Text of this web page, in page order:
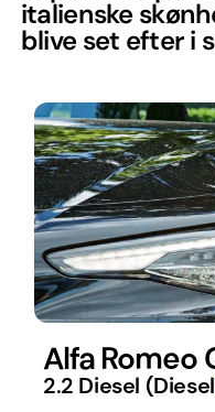
italienske
blive set efter i
Alfa Romeo
2.2 Diesel